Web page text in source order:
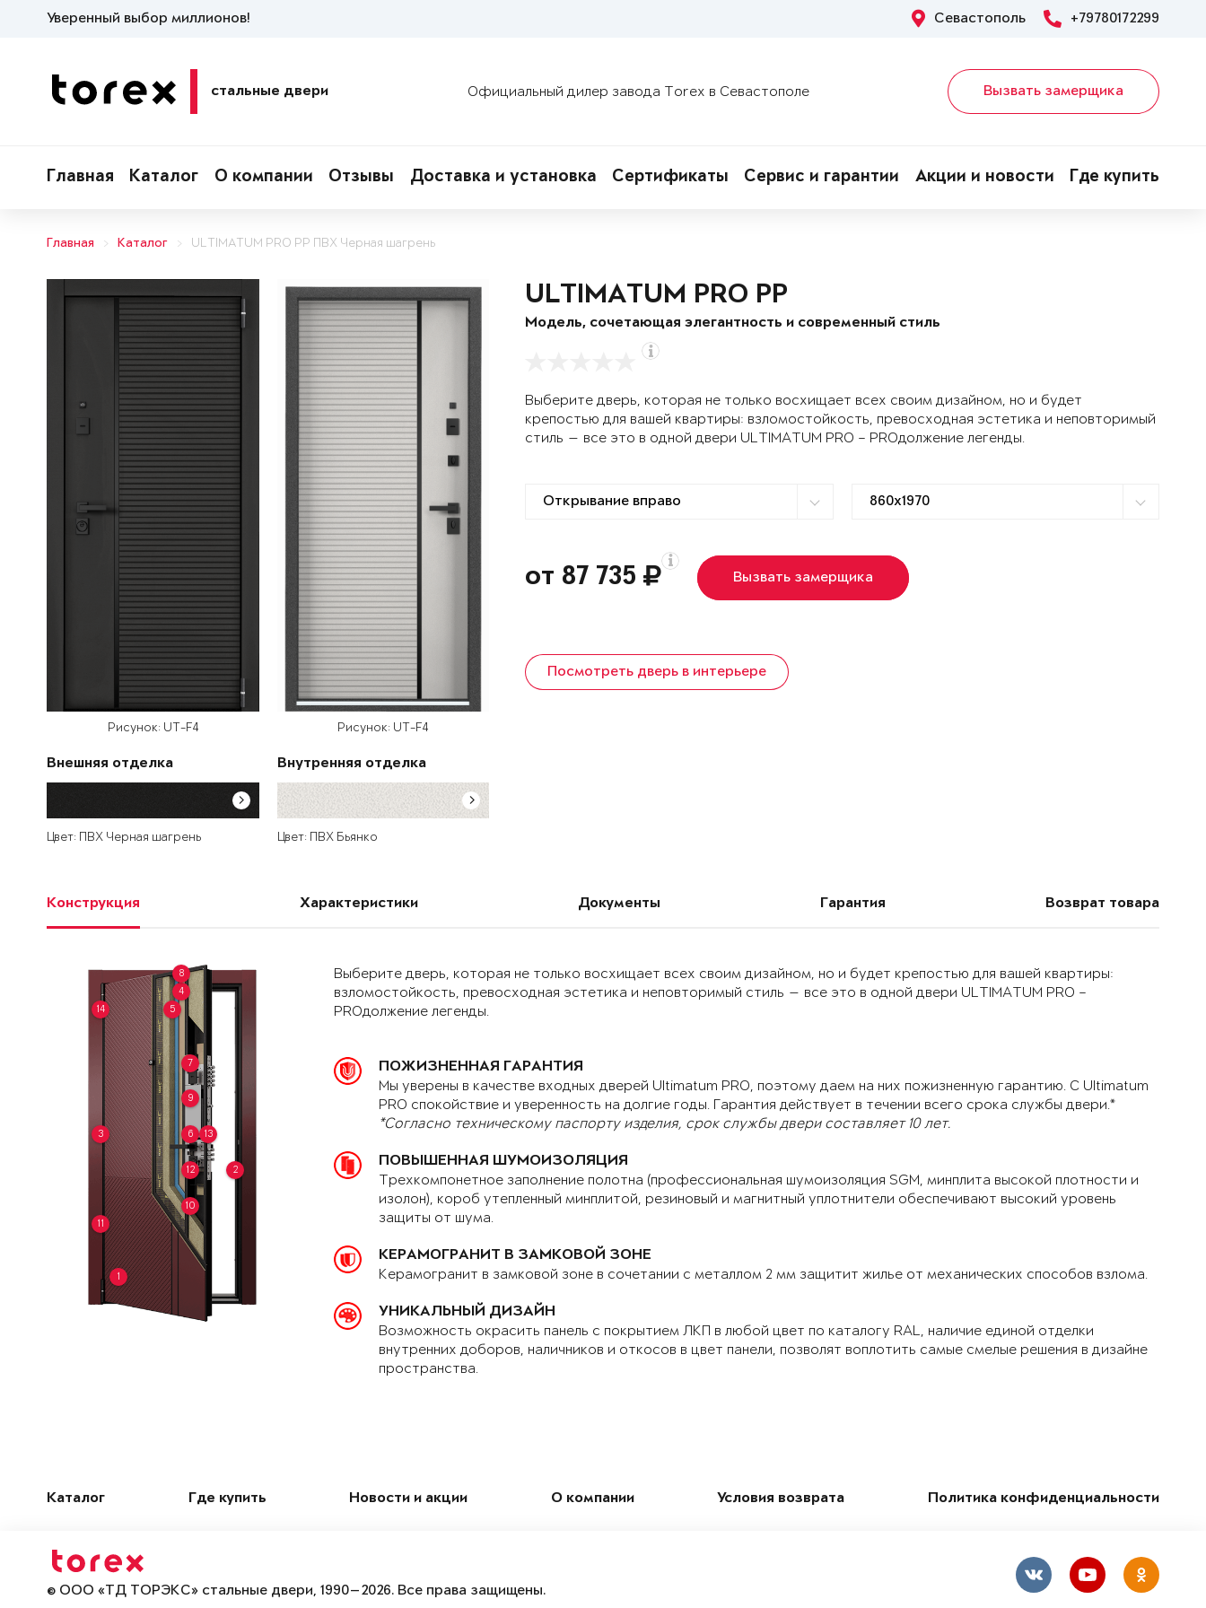
Уверенный выбор миллионов! Севастополь +79780172299
стальные двери Официальный дилер завода Torex в Севастополе Вызвать замерщика
Главная Каталог О компании Отзывы Доставка и установка Сертификаты Сервис и гарантии Акции и новости Где купить
Главная Каталог ULTIMATUM PRO PP ПВХ Черная шагрень
Рисунок: UT-F4
Внешняя отделка
Цвет: ПВХ Черная шагрень
Рисунок: UT-F4
Внутренняя отделка
Цвет: ПВХ Бьянко
ULTIMATUM PRO PP
Модель, сочетающая элегантность и современный стиль
Выберите дверь, которая не только восхищает всех своим дизайном, но и будет
крепостью для вашей квартиры: взломостойкость, превосходная эстетика и неповторимый
стиль — все это в одной двери ULTIMATUM PRO – PROдолжение легенды.
от 87 735 Вызвать замерщика
Посмотреть дверь в интерьере
Конструкция Характеристики Документы Гарантия Возврат товара
1
2
3
4
5
6
7
8
9
10
11
12
13
14
Выберите дверь, которая не только восхищает всех своим дизайном, но и будет крепостью для вашей квартиры:
взломостойкость, превосходная эстетика и неповторимый стиль — все это в одной двери ULTIMATUM PRO –
PROдолжение легенды.
ПОЖИЗНЕННАЯ ГАРАНТИЯ
Мы уверены в качестве входных дверей Ultimatum PRO, поэтому даем на них пожизненную гарантию. С Ultimatum
PRO спокойствие и уверенность на долгие годы. Гарантия действует в течении всего срока службы двери.*
*Согласно техническому паспорту изделия, срок службы двери составляет 10 лет.
ПОВЫШЕННАЯ ШУМОИЗОЛЯЦИЯ
Трехкомпонетное заполнение полотна (профессиональная шумоизоляция SGM, минплита высокой плотности и
изолон), короб утепленный минплитой, резиновый и магнитный уплотнители обеспечивают высокий уровень
защиты от шума.
КЕРАМОГРАНИТ В ЗАМКОВОЙ ЗОНЕ
Керамогранит в замковой зоне в сочетании с металлом 2 мм защитит жилье от механических способов взлома.
УНИКАЛЬНЫЙ ДИЗАЙН
Возможность окрасить панель с покрытием ЛКП в любой цвет по каталогу RAL, наличие единой отделки
внутренних доборов, наличников и откосов в цвет панели, позволят воплотить самые смелые решения в дизайне
пространства.
Каталог Где купить Новости и акции О компании Условия возврата Политика конфиденциальности
© ООО «ТД ТОРЭКС» стальные двери, 1990—2026. Все права защищены.